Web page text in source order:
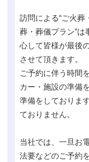
訪問による“ご火葬
葬・葬儀プラン”
心して皆様が最後
させて頂きます。
ご予約に伴う時間
カー・施設の準備
準備をしておりま
ておりません。
当社では、一旦お
法要などのご予約